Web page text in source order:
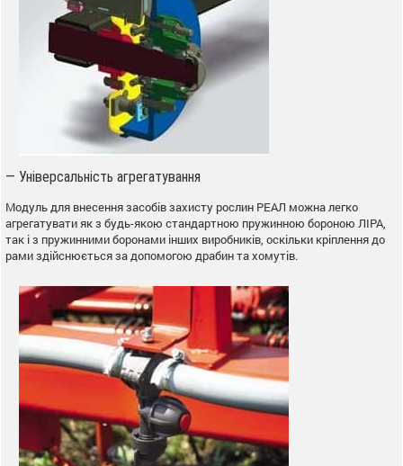
— Універсальність агрегатування
Модуль для внесення засобів захисту рослин РЕАЛ можна легко
агрегатувати як з будь-якою стандартною пружинною бороною ЛІРА,
так і з пружинними боронами інших виробників, оскільки кріплення до
рами здійснюється за допомогою драбин та хомутів.